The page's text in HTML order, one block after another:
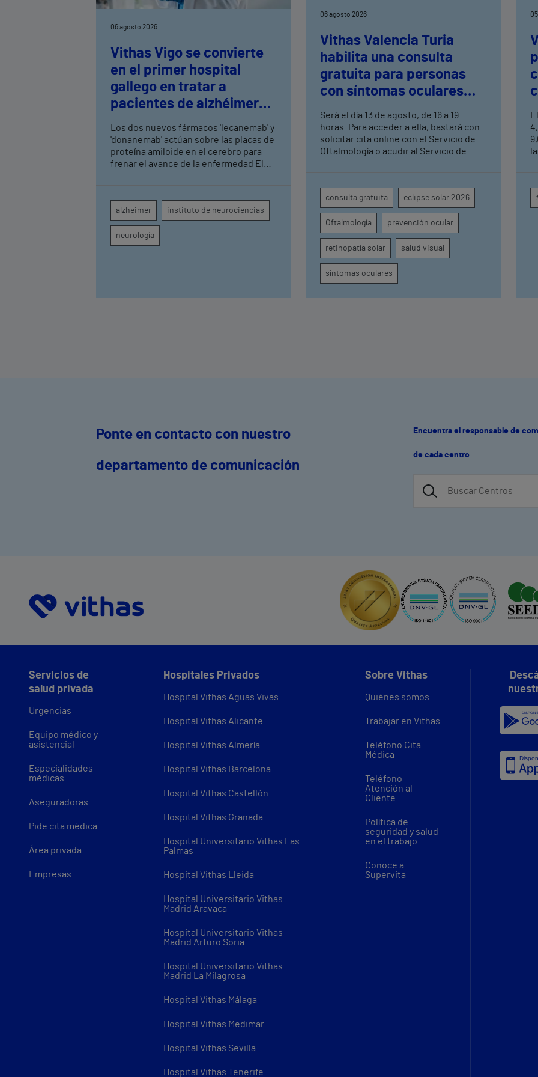
06 agosto 2026
Vithas Vigo se convierte
en el primer hospital
gallego en tratar a
pacientes de alzhéimer
en fase leve con terapias
antiamiloide
Los dos nuevos fármacos 'lecanemab' y
'donanemab' actúan sobre las placas de
proteína amiloide en el cerebro para
frenar el avance de la enfermedad El
para el exhaustivo seguimiento clínico
de cada paciente
alzheimer instituto de neurociencias
neurología
06 agosto 2026
Vithas Valencia Turia
habilita una consulta
gratuita para personas
con síntomas oculares
tras el eclipse solar
Será el día 13 de agosto, de 16 a 19
horas. Para acceder a ella, bastará con
solicitar cita online con el Servicio de
Oftalmología o acudir al Servicio de
consulta gratuita eclipse solar 2026
Oftalmología prevención ocular
retinopatía solar salud visual
síntomas oculares
Ponte en contacto con nuestro
departamento de comunicación
Encuentra el responsable de
de cada centro
Servicios de
salud privada
Urgencias
Equipo médico y
asistencial
Especialidades
médicas
Aseguradoras
Pide cita médica
Área privada
Empresas
Hospitales Privados
Hospital Vithas Aguas Vivas
Hospital Vithas Alicante
Hospital Vithas Almería
Hospital Vithas Barcelona
Hospital Vithas Castellón
Hospital Vithas Granada
Hospital Universitario Vithas Las
Palmas
Hospital Vithas Lleida
Hospital Universitario Vithas
Madrid Aravaca
Hospital Universitario Vithas
Madrid Arturo Soria
Hospital Universitario Vithas
Madrid La Milagrosa
Hospital Vithas Málaga
Hospital Vithas Medimar
Hospital Vithas Sevilla
Hospital Vithas Tenerife
Sobre Vithas
Quiénes somos
Trabajar en Vithas
Teléfono Cita
Médica
Teléfono
Atención al
Cliente
Política de
seguridad y salud
en el trabajo
Conoce a
Supervita